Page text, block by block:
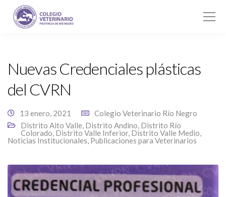
Nuevas Credenciales plásticas
del CVRN
13 enero, 2021
Colegio Veterinario Río Negro
Distrito Alto Valle, Distrito Andino, Distrito Río
Colorado, Distrito Valle Inferior, Distrito Valle Medio,
Noticias Institucionales, Publicaciones para Veterinarios